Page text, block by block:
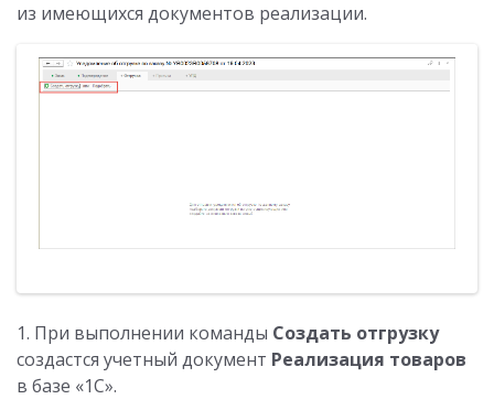
из имеющихся документов реализации.
1. При выполнении команды Создать отгрузку
создастся учетный документ Реализация товаров
в базе «1С».